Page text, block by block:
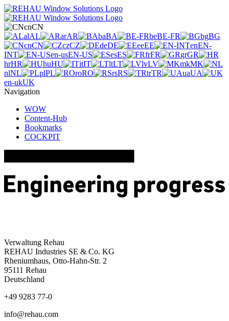
cnCN
alAL arAR baBA beBE-FR bgBG
cnCN czCZ deDE eeEE enEN-
INT
en-usEN-US esES frFR grGR
hrHR huHU itIT ltLT lvLV mkMK
nlNL plPL roRO rsRS trTR uaUA
en-ukUK
Navigation
WOW
Content-Hub
Bookmarks
COCKPIT
Verwaltung Rehau
REHAU Industries SE & Co. KG
Rheniumhaus, Otto-Hahn-Str. 2
95111 Rehau
Deutschland
+49 9283 77-0
info@rehau.com